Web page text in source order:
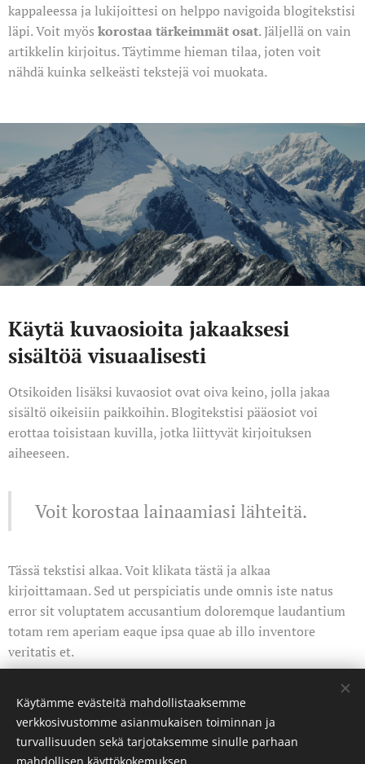
kappaleessa ja lukijoittesi on helppo navigoida blogitekstisi
läpi. Voit myös korostaa tärkeimmät osat. Jäljellä on vain
artikkelin kirjoitus. Täytimme hieman tilaa, joten voit
nähdä kuinka selkeästi tekstejä voi muokata.
Käytä kuvaosioita jakaaksesi
sisältöä visuaalisesti
Otsikoiden lisäksi kuvaosiot ovat oiva keino, jolla jakaa
sisältö oikeisiin paikkoihin. Blogitekstisi pääosiot voi
erottaa toisistaan kuvilla, jotka liittyvät kirjoituksen
aiheeseen.
Voit korostaa lainaamiasi lähteitä.
Tässä tekstisi alkaa. Voit klikata tästä ja alkaa
kirjoittamaan. Sed ut perspiciatis unde omnis iste natus
error sit voluptatem accusantium doloremque laudantium
totam rem aperiam eaque ipsa quae ab illo inventore
veritatis et.
Share
Käytämme evästeitä mahdollistaaksemme
verkkosivustomme asianmukaisen toiminnan ja
turvallisuuden sekä tarjotaksemme sinulle parhaan